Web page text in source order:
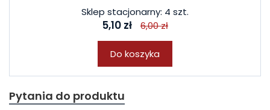
Sklep stacjonarny: 4 szt.
5,10 zł 6,00 zł
Do koszyka
Pytania do produktu